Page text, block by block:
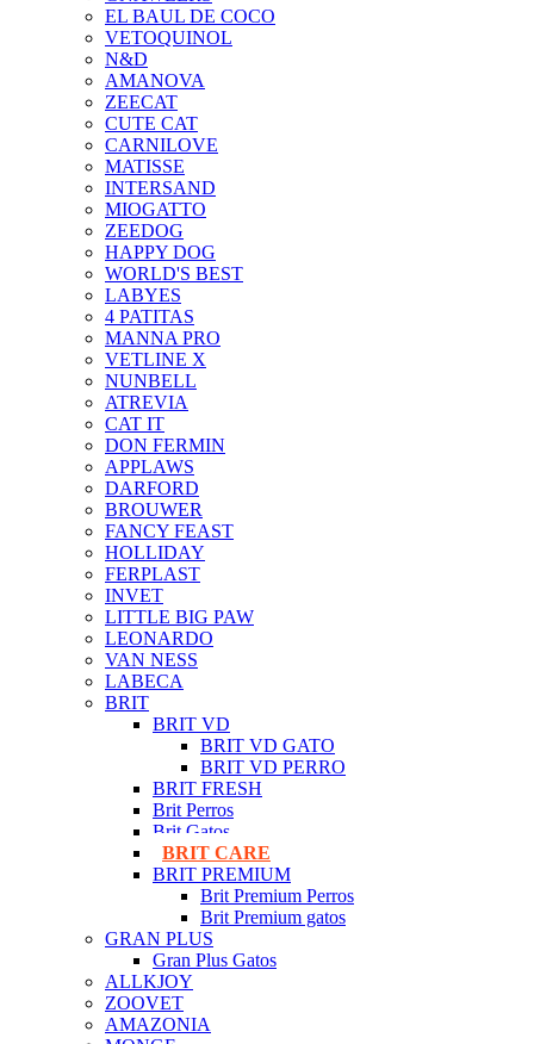
EL BAUL DE COCO
VETOQUINOL
N&D
AMANOVA
ZEECAT
CUTE CAT
CARNILOVE
MATISSE
INTERSAND
MIOGATTO
ZEEDOG
HAPPY DOG
WORLD'S BEST
LABYES
4 PATITAS
MANNA PRO
VETLINE X
NUNBELL
ATREVIA
CAT IT
DON FERMIN
APPLAWS
DARFORD
BROUWER
FANCY FEAST
HOLLIDAY
FERPLAST
INVET
LITTLE BIG PAW
LEONARDO
VAN NESS
LABECA
BRIT
BRIT VD
BRIT VD GATO
BRIT VD PERRO
BRIT FRESH
Brit Perros
Brit Gatos
BRIT CARE
BRIT PREMIUM
Brit Premium Perros
Brit Premium gatos
GRAN PLUS
Gran Plus Gatos
ALLKJOY
ZOOVET
AMAZONIA